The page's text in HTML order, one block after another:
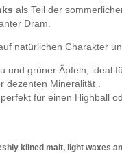
als Teil der
Dram.
natürlichen Charakter
und grüner Äpfeln, ideal
dezenten Mineralität .
für einen Highball
kilned malt, light waxes